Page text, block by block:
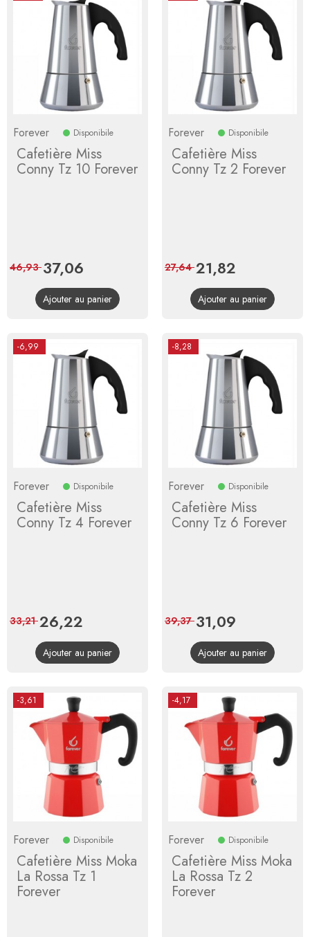
Forever Disponibile
Cafetière Miss
Conny Tz 10 Forever
Prix
37,06
de
base
46,93
Ajouter au panier
Forever Disponibile
Cafetière Miss
Conny Tz 2 Forever
Prix
21,82
de
base
27,64
Ajouter au panier
-6,99
Forever Disponibile
Cafetière Miss
Conny Tz 4 Forever
Prix
26,22
de
base
33,21
Ajouter au panier
-8,28
Forever Disponibile
Cafetière Miss
Conny Tz 6 Forever
Prix
31,09
de
base
39,37
Ajouter au panier
-3,61
Forever Disponibile
Cafetière Miss Moka
La Rossa Tz 1
Forever
-4,17
Forever Disponibile
Cafetière Miss Moka
La Rossa Tz 2
Forever